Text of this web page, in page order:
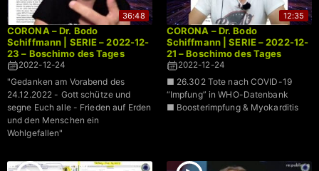
36:48
CORONA – Dr. Bodo
Schiffmann | SERIE – 2022-12-
23 – Boschimo des Tages
2022-12-24
"Gedanken am Vorabend des
24.12.2022 - Gott schütze und
segne Euch alle - Frieden auf Erden
und den Menschen ein
Wohlgefallen"
12:35
CORONA – Dr. Bodo
Schiffmann | SERIE – 2022-12-
21 – Boschimo des Tages
2022-12-24
■ 26.302 Tote nach COVID-19
“Impfung” in WHO-Datenbank
■ Boosterimpfung & Myokarditis